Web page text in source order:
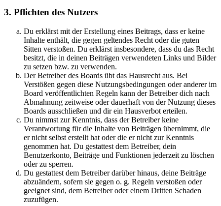
3. Pflichten des Nutzers
Du erklärst mit der Erstellung eines Beitrags, dass er keine
Inhalte enthält, die gegen geltendes Recht oder die guten
Sitten verstoßen. Du erklärst insbesondere, dass du das Recht
besitzt, die in deinen Beiträgen verwendeten Links und Bilder
zu setzen bzw. zu verwenden.
Der Betreiber des Boards übt das Hausrecht aus. Bei
Verstößen gegen diese Nutzungsbedingungen oder anderer im
Board veröffentlichten Regeln kann der Betreiber dich nach
Abmahnung zeitweise oder dauerhaft von der Nutzung dieses
Boards ausschließen und dir ein Hausverbot erteilen.
Du nimmst zur Kenntnis, dass der Betreiber keine
Verantwortung für die Inhalte von Beiträgen übernimmt, die
er nicht selbst erstellt hat oder die er nicht zur Kenntnis
genommen hat. Du gestattest dem Betreiber, dein
Benutzerkonto, Beiträge und Funktionen jederzeit zu löschen
oder zu sperren.
Du gestattest dem Betreiber darüber hinaus, deine Beiträge
abzuändern, sofern sie gegen o. g. Regeln verstoßen oder
geeignet sind, dem Betreiber oder einem Dritten Schaden
zuzufügen.